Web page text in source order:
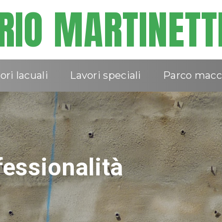
lacuali Lavori speciali Parco
in diversi
5